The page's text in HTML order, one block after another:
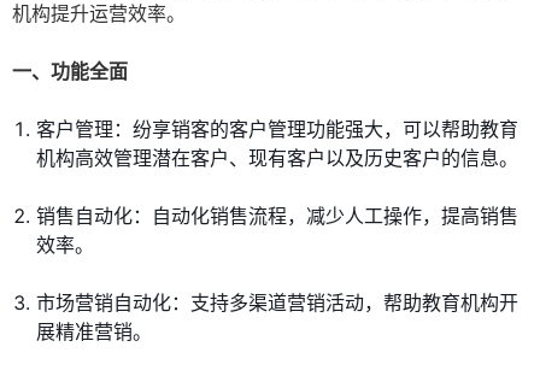
机构提升运营效率。
一、功能全面
客户管理：纷享销客的客户管理功能强大，可以帮助教育
机构高效管理潜在客户、现有客户以及历史客户的信息。
销售自动化：自动化销售流程，减少人工操作，提高销售
效率。
市场营销自动化：支持多渠道营销活动，帮助教育机构开
展精准营销。